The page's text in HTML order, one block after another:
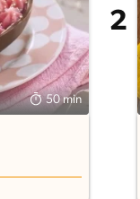
50 min